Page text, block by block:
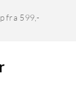
fra 599,-